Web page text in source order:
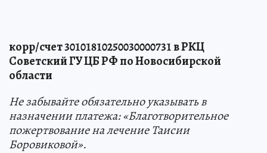
корр/счет 30101810250030000731 в РКЦ
Советский ГУ ЦБ РФ по Новосибирской
области
Не забывайте обязательно указывать в
назначении платежа: «Благотворительное
пожертвование на лечение Таисии
Боровиковой».